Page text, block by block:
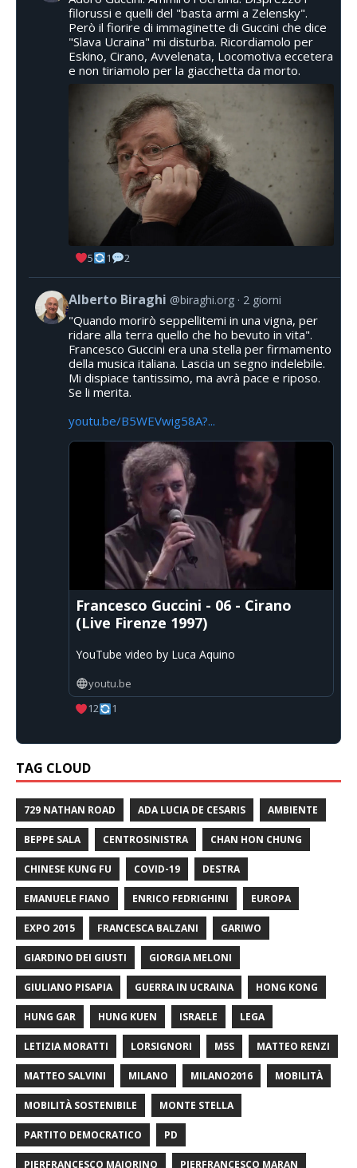
filorussi e quelli del "basta armi a Zelensky".
Però il fiorire di immaginette di Guccini che dice
"Slava Ucraina" mi disturba. Ricordiamolo per
Eskino, Cirano, Avvelenata, Locomotiva eccetera
e non tiriamolo per la giacchetta da morto.
5 1 2
Alberto Biraghi @biraghi.org 2 giorni
"Quando morirò seppellitemi in una vigna, per
ridare alla terra quello che ho bevuto in vita".
Francesco Guccini era una stella per firmamento
della musica italiana. Lascia un segno indelebile.
Mi dispiace tantissimo, ma avrà pace e riposo.
Se li merita.
youtu.be/B5WEVwig58A?...
Francesco Guccini - 06 - Cirano
(Live Firenze 1997)
YouTube video by Luca Aquino
youtu.be
12
1
TAG CLOUD
729 NATHAN ROAD ADA LUCIA DE CESARIS AMBIENTE
BEPPE SALA CENTROSINISTRA CHAN HON CHUNG
CHINESE KUNG FU COVID-19 DESTRA
EMANUELE FIANO ENRICO FEDRIGHINI EUROPA
EXPO 2015 FRANCESCA BALZANI GARIWO
GIARDINO DEI GIUSTI GIORGIA MELONI
GIULIANO PISAPIA GUERRA IN UCRAINA HONG KONG
HUNG GAR HUNG KUEN ISRAELE LEGA
LETIZIA MORATTI LORSIGNORI M5S MATTEO RENZI
MATTEO SALVINI MILANO MILANO2016 MOBILITÀ
MOBILITÀ SOSTENIBILE MONTE STELLA
PARTITO DEMOCRATICO PD
PIERFRANCESCO MAJORINO PIERFRANCESCO MARAN